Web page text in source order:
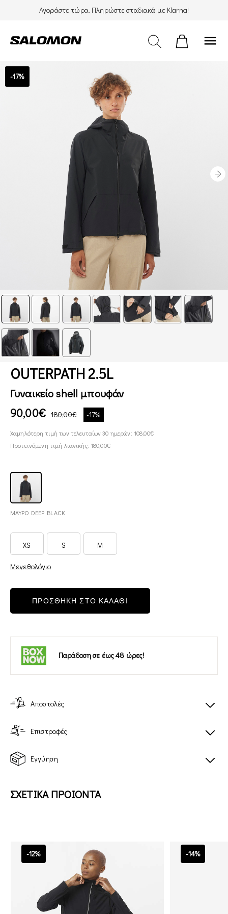
Αγοράστε τώρα. Πληρώστε σταδιακά με Klarna!
menu
-17%
OUTERPATH 2.5L
Γυναικείο shell μπουφάν
90,00€ 180,00€ -17%
Χαμηλότερη τιμή των τελευταίων 30 ημερών: 108,00€
Προτεινόμενη τιμή λιανικής: 180,00€
ΜΑΥΡΟ DEEP BLACK
XS S M
Μεγεθολόγιο
ΠΡΟΣΘΗΚΗ ΣΤΟ ΚΑΛΑΘΙ
Παράδοση σε έως 48 ώρες!
Αποστολές
Επιστροφές
Εγγύηση
ΣΧΕΤΙΚΑ ΠΡΟΙΟΝΤΑ
-12% -14%